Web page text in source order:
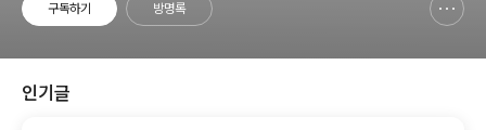
구독하기 방명록
인기글